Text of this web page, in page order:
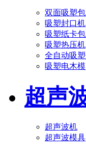
双面吸塑
吸塑封口机
吸塑纸卡
吸塑热压机
全自动吸
吸塑电木模
超声
超声波机
超声波模具